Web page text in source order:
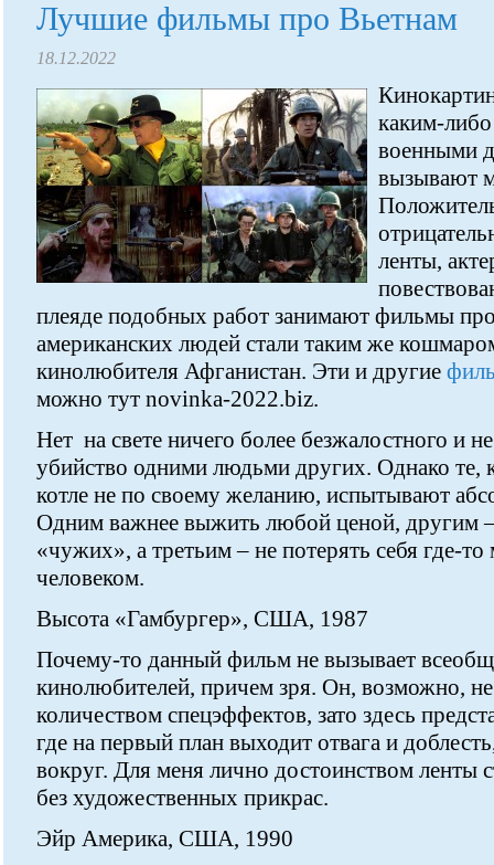
Лучшие фильмы про Вьетнам
18.12.2022
каким-
военными
вызывают
ленты,
плеяде подобных работ занимают фильмы
американских людей стали таким же
кинолюбителя Афганистан. Эти и другие
можно тут novinka-2022.biz.
Нет на свете ничего более безжалостного и
убийство одними людьми других. Однако те,
котле не по своему желанию, испытывают
Одним важнее выжить любой ценой, другим
«чужих», а третьим – не потерять себя где-то
человеком.
Высота «Гамбургер», США, 1987
Почему-то данный фильм не вызывает
кинолюбителей, причем зря. Он, возможно,
количеством спецэффектов, зато здесь
где на первый план выходит отвага и
вокруг. Для меня лично достоинством ленты
без художественных прикрас.
Эйр Америка, США, 1990